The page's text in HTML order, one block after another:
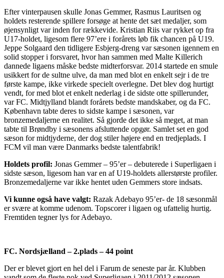
Efter vinterpausen skulle Jonas Gemmer, Rasmus Lauritsen og
holdets resterende spillere forsøge at hente det sæt medaljer, som
øjensynligt var inden for rækkevide. Kristian Riis var rykket op fra
U17-holdet, ligesom flere 97’ere i forårets løb fik chancen på U19.
Jeppe Solgaard den tidligere Esbjerg-dreng var sæsonen igennem en
solid stopper i forsvaret, hvor han sammen med Malte Killerich
dannede ligaens måske bedste midterforsvar. 2014 startede en smule
usikkert for de sultne ulve, da man med blot en enkelt sejr i de tre
første kampe, ikke virkede specielt overlegne. Det blev dog hurtigt
vendt, for med blot et enkelt nederlag i de sidste otte spillerunder,
var FC. Midtjylland blandt forårets bedste mandskaber, og da FC.
København tabte deres to sidste kampe i sæsonen, var
bronzemedaljerne en realitet. Så gjorde det ikke så meget, at man
tabte til Brøndby i sæsonens afsluttende opgør. Samlet set en god
sæson for midtjyderne, der dog stiler højere end en tredjeplads. I
FCM vil man være Danmarks bedste talentfabrik!
Holdets profil: Jonas Gemmer – 95’er – debuterede i Superligaen i
sidste sæson, ligesom han var en af U19-holdets allerstørste profiler.
Bronzemedaljerne var ikke hentet uden Gemmers store indsats.
Vi kunne også have valgt: Razak Adebayo 95’er- de 18 sæsonmål
er svære at komme udenom. Topscorer i ligaen og ufattelig hurtig.
Fremtiden tegner lys for Adebayo.
FC. Nordsjælland – 2.plads – 44 point
Der er blevet gjort en hel del i Farum de seneste par år. Klubben